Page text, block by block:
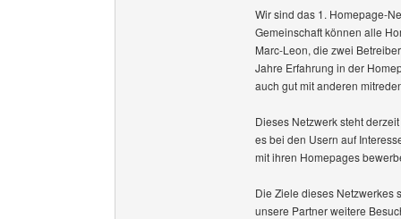
Wir sind das 1. Homepage-
Gemeinschaft können alle
Marc-Leon, die zwei
Jahre Erfahrung in der
auch gut mit anderen
Dieses Netzwerk steht
es bei den Usern auf
mit ihren Homepages
Die Ziele dieses Netzwerkes
unsere Partner weitere